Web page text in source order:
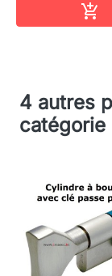

4 autres
catégorie